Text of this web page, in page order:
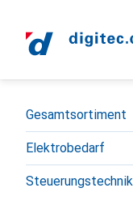
Navigation nach
Gesamtsortiment
Elektrobedarf
Steuerungstechnik